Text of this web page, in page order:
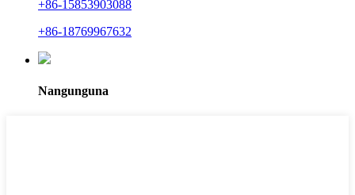
+86-15853903088
+86-18769967632
Nangunguna